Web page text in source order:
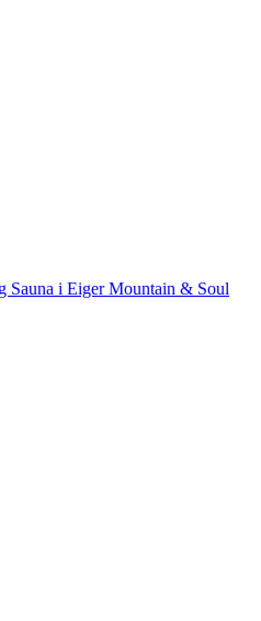
Sauna i Eiger Mountain & Soul